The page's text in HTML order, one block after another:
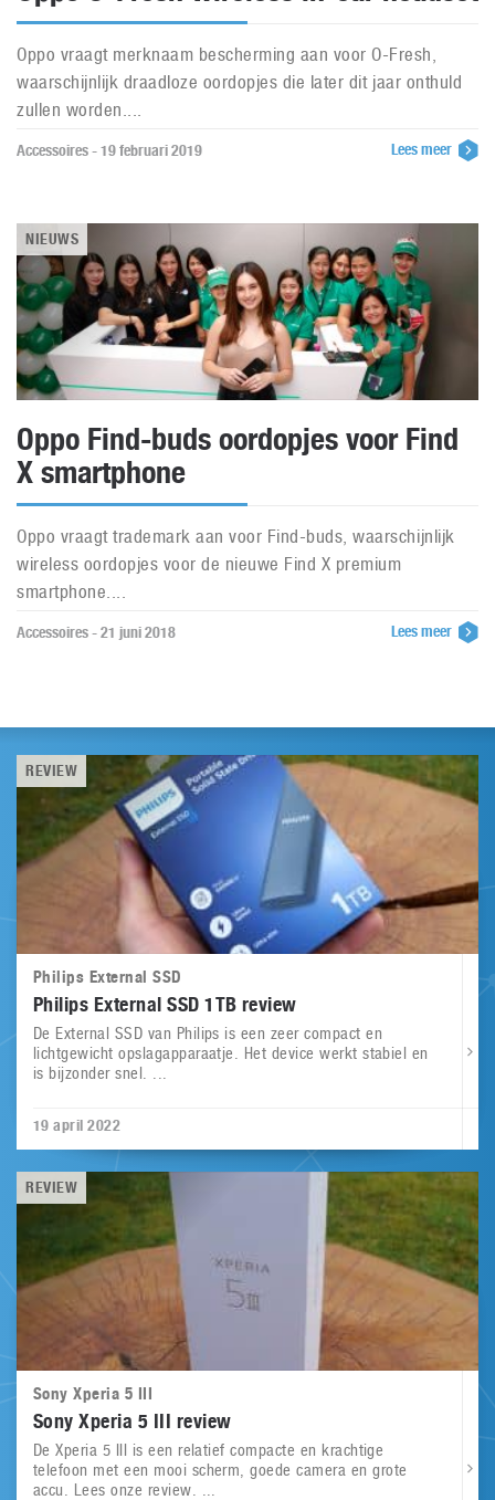
Oppo vraagt merknaam bescherming aan voor O-Fresh,
waarschijnlijk draadloze oordopjes die later dit jaar onthuld
zullen worden....
Accessoires - 19 februari 2019 Lees meer
NIEUWS
Oppo Find-buds oordopjes voor Find
X smartphone
Oppo vraagt trademark aan voor Find-buds, waarschijnlijk
wireless oordopjes voor de nieuwe Find X premium
smartphone....
Accessoires - 21 juni 2018 Lees meer
REVIEW
Philips External SSD
Philips External SSD 1TB review
De External SSD van Philips is een zeer compact en
lichtgewicht opslagapparaatje. Het device werkt stabiel en
is bijzonder snel. ...
19 april 2022
REVIEW
Sony Xperia 5 III
Sony Xperia 5 III review
De Xperia 5 III is een relatief compacte en krachtige
telefoon met een mooi scherm, goede camera en grote
accu. Lees onze review. ...